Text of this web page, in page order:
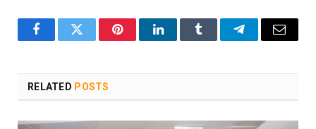
FacebookTwitter PinterestLinkedInTumblr TelegramEmail
RELATED POSTS